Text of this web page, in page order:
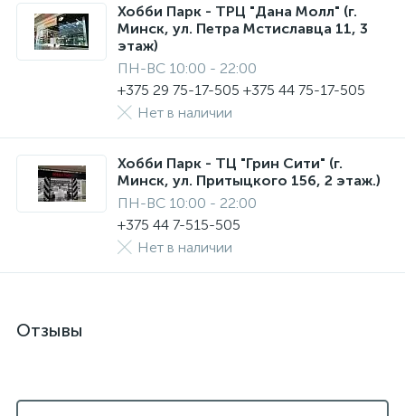
Хобби Парк - ТРЦ "Дана Молл" (г.
Минск, ул. Петра Мстиславца 11, 3
этаж)
ПН-ВС 10:00 - 22:00
+375 29 75-17-505 +375 44 75-17-505
Нет в наличии
Хобби Парк - ТЦ "Грин Сити" (г.
Минск, ул. Притыцкого 156, 2 этаж.)
ПН-ВС 10:00 - 22:00
+375 44 7-515-505
Нет в наличии
Отзывы